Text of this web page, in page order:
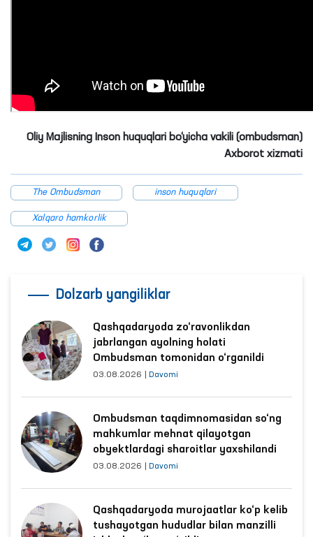
Oliy Majlisning Inson huquqlari bo‘yicha vakili (ombudsman)
Axborot xizmati
The Ombudsman inson huquqlari
Xalqaro hamkorlik
Dolzarb yangiliklar
Qashqadaryoda zo‘ravonlikdan
jabrlangan ayolning holati
Ombudsman tomonidan o‘rganildi
03.08.2026 Davomi
Ombudsman taqdimnomasidan so‘ng
mahkumlar mehnat qilayotgan
obyektlardagi sharoitlar yaxshilandi
03.08.2026 Davomi
Qashqadaryoda murojaatlar ko‘p kelib
tushayotgan hududlar bilan manzilli